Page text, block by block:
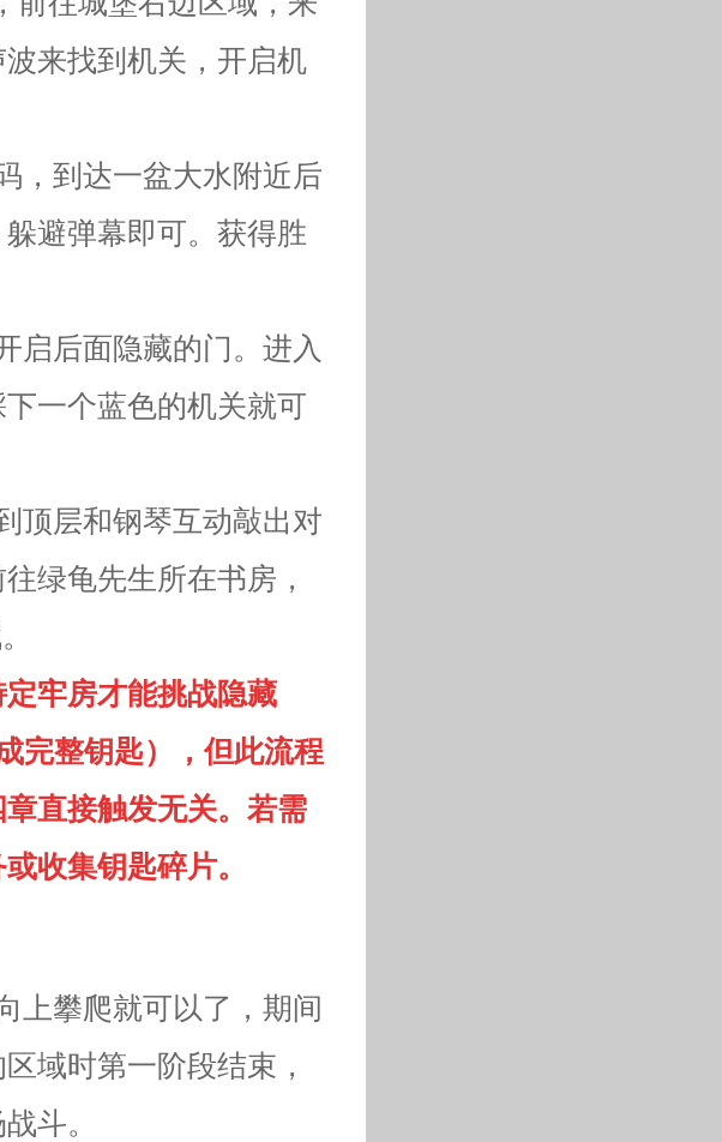
来找到机关，开启机
，到达一盆大水附近后
避弹幕即可。获得胜
启后面隐藏的门。进入
一个蓝色的机关就可
顶层和钢琴互动敲出对
绿龟先生所在书房，
牢房才能挑战隐藏
完整钥匙），但此流程
直接触发无关。若需
收集钥匙碎片。
上攀爬就可以了，期间
域时第一阶段结束，
斗。